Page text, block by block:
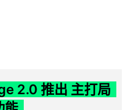
2.0 推出 主打局